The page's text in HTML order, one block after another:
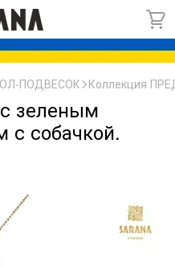
ПОДВЕСОК Коллекция
зеленым
с собачкой.